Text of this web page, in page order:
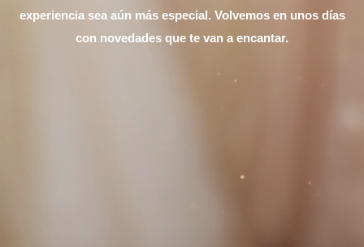
experiencia sea aún más especial. Volvemos en unos días
con novedades que te van a encantar.